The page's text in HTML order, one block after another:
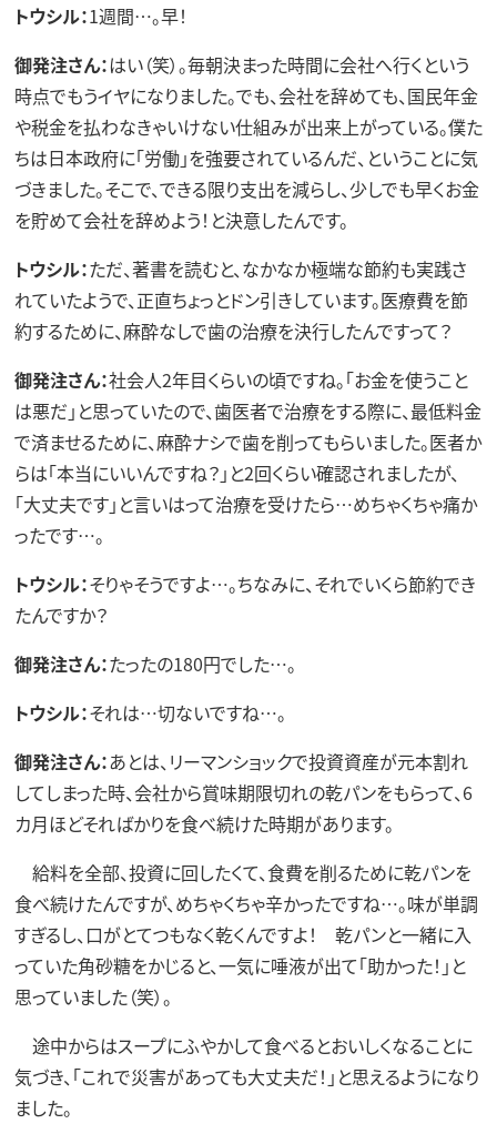
トウシル：1週間…。早！
御発注さん：はい（笑）。毎朝決まった時間に会社へ行くという
時点でもうイヤになりました。でも、会社を辞めても、国民年金
や税金を払わなきゃいけない仕組みが出来上がっている。僕た
ちは日本政府に「労働」を強要されているんだ、ということに気
づきました。そこで、できる限り支出を減らし、少しでも早くお金
を貯めて会社を辞めよう！と決意したんです。
トウシル：ただ、著書を読むと、なかなか極端な節約も実践さ
れていたようで、正直ちょっとドン引きしています。医療費を節
約するために、麻酔なしで歯の治療を決行したんですって？
御発注さん：社会人2年目くらいの頃ですね。「お金を使うこと
は悪だ」と思っていたので、歯医者で治療をする際に、最低料金
で済ませるために、麻酔ナシで歯を削ってもらいました。医者か
らは「本当にいいんですね？」と2回くらい確認されましたが、
「大丈夫です」と言いはって治療を受けたら…めちゃくちゃ痛か
ったです…。
トウシル：そりゃそうですよ…。ちなみに、それでいくら節約でき
たんですか？
御発注さん：たったの180円でした…。
トウシル：それは…切ないですね…。
御発注さん：あとは、リーマンショックで投資資産が元本割れ
してしまった時、会社から賞味期限切れの乾パンをもらって、6
カ月ほどそればかりを食べ続けた時期があります。
給料を全部、投資に回したくて、食費を削るために乾パンを
食べ続けたんですが、めちゃくちゃ辛かったですね…。味が単調
すぎるし、口がとてつもなく乾くんですよ！ 乾パンと一緒に入
っていた角砂糖をかじると、一気に唾液が出て「助かった！」と
思っていました（笑）。
途中からはスープにふやかして食べるとおいしくなることに
気づき、「これで災害があっても大丈夫だ！」と思えるようになり
ました。